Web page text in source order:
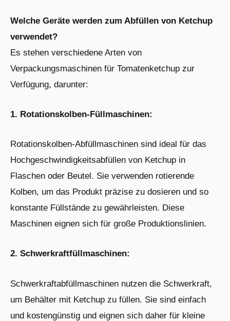
Welche Geräte werden zum Abfüllen von Ketchup
verwendet?
Es stehen verschiedene Arten von
Verpackungsmaschinen für Tomatenketchup zur
Verfügung, darunter:
1. Rotationskolben-Füllmaschinen:
Rotationskolben-Abfüllmaschinen sind ideal für das
Hochgeschwindigkeitsabfüllen von Ketchup in
Flaschen oder Beutel. Sie verwenden rotierende
Kolben, um das Produkt präzise zu dosieren und so
konstante Füllstände zu gewährleisten. Diese
Maschinen eignen sich für große Produktionslinien.
2. Schwerkraftfüllmaschinen:
Schwerkraftabfüllmaschinen nutzen die Schwerkraft,
um Behälter mit Ketchup zu füllen. Sie sind einfach
und kostengünstig und eignen sich daher für kleine